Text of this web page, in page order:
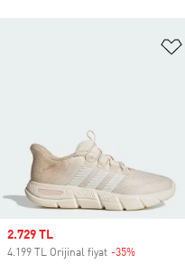
Sale price
2.729 TL
4.199 TL Orijinal fiyat -35%